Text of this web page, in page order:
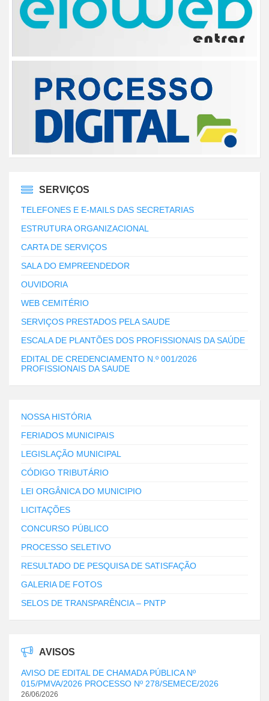
SERVIÇOS
TELEFONES E E-MAILS DAS SECRETARIAS
ESTRUTURA ORGANIZACIONAL
CARTA DE SERVIÇOS
SALA DO EMPREENDEDOR
OUVIDORIA
WEB CEMITÉRIO
SERVIÇOS PRESTADOS PELA SAUDE
ESCALA DE PLANTÕES DOS PROFISSIONAIS DA SAÚDE
EDITAL DE CREDENCIAMENTO N.º 001/2026
PROFISSIONAIS DA SAUDE
NOSSA HISTÓRIA
FERIADOS MUNICIPAIS
LEGISLAÇÃO MUNICIPAL
CÓDIGO TRIBUTÁRIO
LEI ORGÂNICA DO MUNICIPIO
LICITAÇÕES
CONCURSO PÚBLICO
PROCESSO SELETIVO
RESULTADO DE PESQUISA DE SATISFAÇÃO
GALERIA DE FOTOS
SELOS DE TRANSPARÊNCIA – PNTP
AVISOS
AVISO DE EDITAL DE CHAMADA PÚBLICA Nº
015/PMVA/2026 PROCESSO Nº 278/SEMECE/2026
26/06/2026